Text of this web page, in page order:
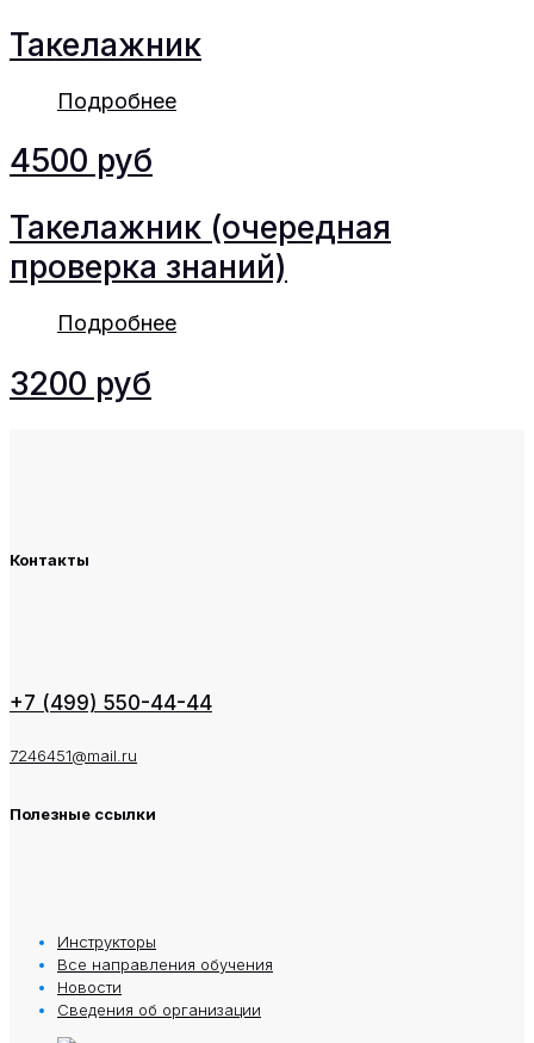
Такелажник
Подробнее
4500 руб
Такелажник (очередная
проверка знаний)
Подробнее
3200 руб
Контакты
+7 (499) 550-44-44
7246451@mail.ru
Полезные ссылки
Инструкторы
Все направления обучения
Новости
Сведения oб oрганизации